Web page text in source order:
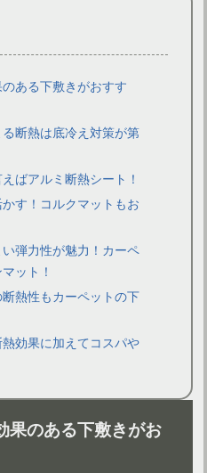
テリアコーディネートのコツ
クリーニング代の相場は？
ある下敷きがおすす
断熱は底冷え対策が第
ばアルミ断熱シート！
す！コルクマットもお
弾力性が魅力！カーペ
ット！
熱性もカーペットの下
効果に加えてコスパや
果のある下敷きがお